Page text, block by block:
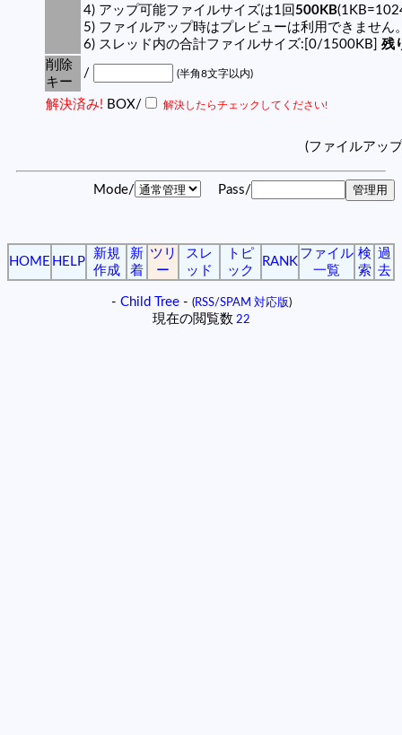
4) アップ可能ファイルサイズは1回 500KB
5) ファイルアップ時はプレビューは利用できません
6) スレッド内の合計ファイルサイズ:[0/1500KB] 残
削除
キー
/ (半角8文字以内)
解決済み! BOX/ 解決したらチェックしてください!
(ファイルアッ
Mode/ Pass/
HOME HELP
新規
作成
新
着
ツリ
ー
スレ
ッド
トピ
ック
RANK
ファイル
一覧
検
索
過
去
- Child Tree- (RSS/SPAM 対応版)
現在の閲覧数 22